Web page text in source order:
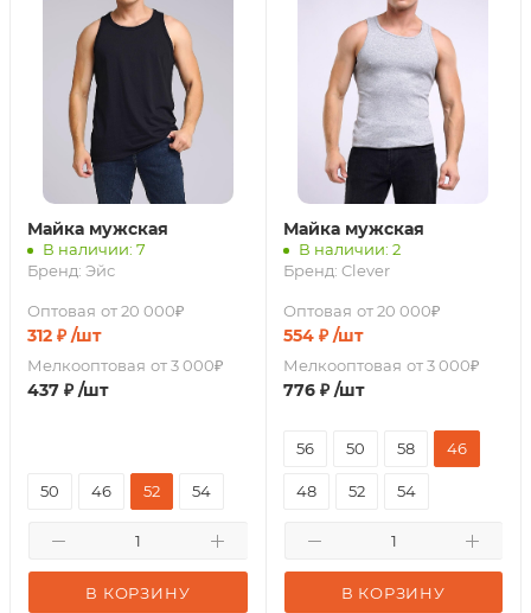
Майка мужская
В наличии: 7
Бренд: Эйс
Оптовая от 20 000₽
312 ₽ /шт
Мелкооптовая от 3 000₽
437 ₽ /шт
В КОРЗИНУ
50 46 52 54
Майка мужская
В наличии: 2
Бренд: Clever
Оптовая от 20 000₽
554₽ /шт
Мелкооптовая от 3 000₽
776₽ /шт
В КОРЗИНУ
56 50 58 46
48 52 54